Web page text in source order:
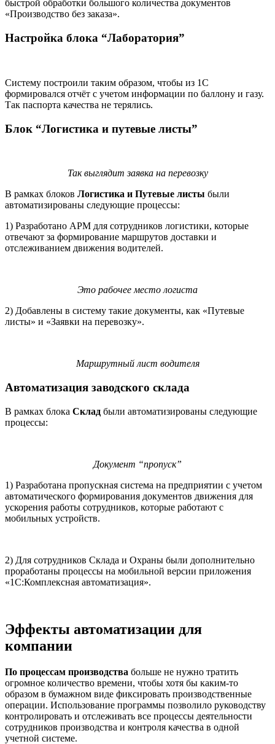
быстрой обработки большого количества документов
«Производство без заказа».
Настройка блока “Лаборатория”
Систему построили таким образом, чтобы из 1С
формировался отчёт с учетом информации по баллону и газу.
Так паспорта качества не терялись.
Блок “Логистика и путевые листы”
Так выглядит заявка на перевозку
В рамках блоков Логистика и Путевые листы были
автоматизированы следующие процессы:
1) Разработано АРМ для сотрудников логистики, которые
отвечают за формирование маршрутов доставки и
отслеживанием движения водителей.
Это рабочее место логиста
2) Добавлены в систему такие документы, как «Путевые
листы» и «Заявки на перевозку».
Маршрутный лист водителя
Автоматизация заводского склада
В рамках блока Склад были автоматизированы следующие
процессы:
Документ “пропуск”
1) Разработана пропускная система на предприятии с учетом
автоматического формирования документов движения для
ускорения работы сотрудников, которые работают с
мобильных устройств.
2) Для сотрудников Склада и Охраны были дополнительно
проработаны процессы на мобильной версии приложения
«1С:Комплексная автоматизация».
Эффекты автоматизации для
компании
По процессам производства больше не нужно тратить
огромное количество времени, чтобы хотя бы каким-то
образом в бумажном виде фиксировать производственные
операции. Использование программы позволило руководству
контролировать и отслеживать все процессы деятельности
сотрудников производства и контроля качества в одной
учетной системе.